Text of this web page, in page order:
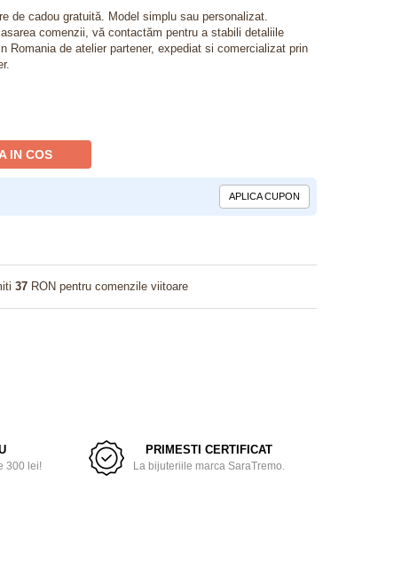
de cadou gratuită. Model simplu sau personalizat.
comenzii, vă contactăm pentru a stabili detaliile
Romania de atelier partener, expediat si comercializat prin
IN COS
APLICA CUPON
37 RON pentru comenzile viitoare
300 lei!
PRIMESTI CERTIFICAT
La bijuteriile marca SaraTremo.